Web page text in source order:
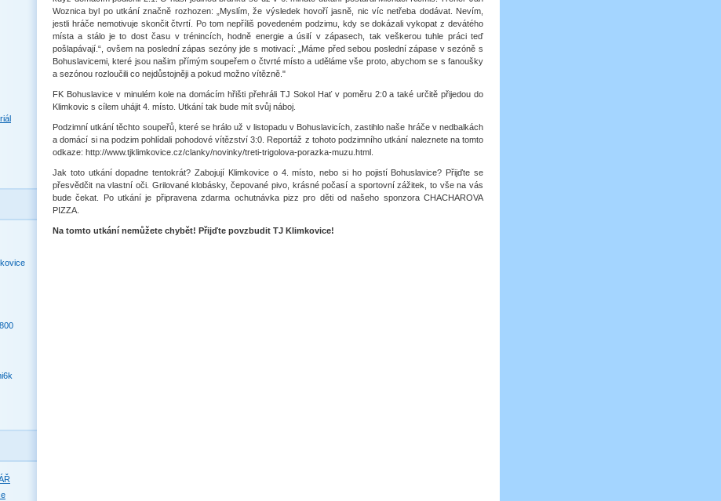
Woznica byl po utkání značně rozhozen: „Myslím, že výsledek hovoří jasně, nic víc netřeba dodávat. Nevím,
jestli hráče nemotivuje skončit čtvrtí. Po tom nepříliš povedeném podzimu, kdy se dokázali vykopat z devátého
místa a stálo je to dost času v trénincích, hodně energie a úsilí v zápasech, tak veškerou tuhle práci teď
pošlapávají.“, ovšem na poslední zápas sezóny jde s motivací: „Máme před sebou poslední zápase v sezóně s
Bohuslavicemi, které jsou našim přímým soupeřem o čtvrté místo a uděláme vše proto, abychom se s fanoušky
a sezónou rozloučili co nejdůstojněji a pokud možno vítězně."
FK Bohuslavice v minulém kole na domácím hřišti přehráli TJ Sokol Hať v poměru 2:0 a také určitě přijedou do
Klimkovic s cílem uhájit 4. místo. Utkání tak bude mít svůj náboj.
Podzimní utkání těchto soupeřů, které se hrálo už v listopadu v Bohuslavicích, zastihlo naše hráče v nedbalkách
a domácí si na podzim pohlídali pohodové vítězství 3:0. Reportáž z tohoto podzimního utkání naleznete na tomto
odkaze: http://www.tjklimkovice.cz/clanky/novinky/treti-trigolova-porazka-muzu.html.
Jak toto utkání dopadne tentokrát? Zabojují Klimkovice o 4. místo, nebo si ho pojistí Bohuslavice? Přijďte se
přesvědčit na vlastní oči. Grilované klobásky, čepované pivo, krásné počasí a sportovní zážitek, to vše na vás
bude čekat. Po utkání je připravena zdarma ochutnávka pizz pro děti od našeho sponzora CHACHAROVA
PIZZA.
Na tomto utkání nemůžete chybět! Přijďte povzbudit TJ Klimkovice!